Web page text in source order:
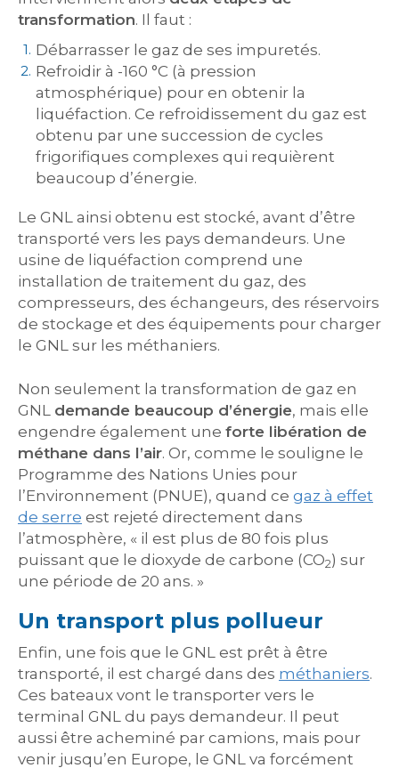
transformation. Il faut :
Débarrasser le gaz de ses impuretés.
Refroidir à -160 °C (à pression
atmosphérique) pour en obtenir la
liquéfaction. Ce refroidissement du gaz est
obtenu par une succession de cycles
frigorifiques complexes qui requièrent
beaucoup d’énergie.
Le GNL ainsi obtenu est stocké, avant d’être
transporté vers les pays demandeurs. Une
usine de liquéfaction comprend une
installation de traitement du gaz, des
compresseurs, des échangeurs, des réservoirs
de stockage et des équipements pour charger
le GNL sur les méthaniers.
Non seulement la transformation de gaz en
GNL demande beaucoup d’énergie, mais elle
engendre également une forte libération de
méthane dans l’air. Or, comme le souligne le
Programme des Nations Unies pour
l’Environnement (PNUE), quand ce gaz à effet
de serre est rejeté directement dans
l’atmosphère, « il est plus de 80 fois plus
puissant que le dioxyde de carbone (CO2) sur
une période de 20 ans. »
Un transport plus pollueur
Enfin, une fois que le GNL est prêt à être
transporté, il est chargé dans des méthaniers.
Ces bateaux vont le transporter vers le
terminal GNL du pays demandeur. Il peut
aussi être acheminé par camions, mais pour
venir jusqu’en Europe, le GNL va forcément